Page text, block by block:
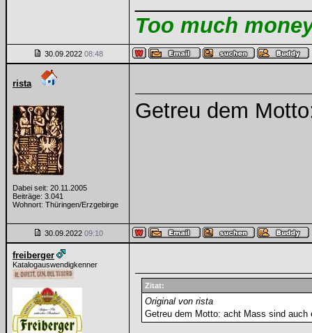
Too much
30.09.2022 08:48
rista
Dabei seit: 20.11.2005
Beiträge: 3.041
Wohnort: Thüringen/Erzgebirge
Getreu dem
30.09.2022 09:10
freiberger
Katalogauswendigkenner
Zitat:
Original von rista
Getreu dem Motto: acht Mass sind